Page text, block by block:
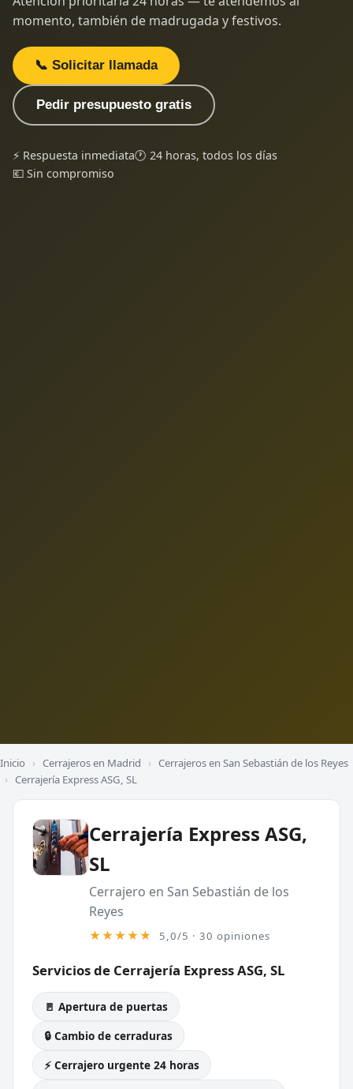
momento, también de madrugada y festivos.
📞 Solicitar llamada
Pedir presupuesto gratis
⚡ Respuesta inmediata🕐 24 horas, todos los días
💶 Sin compromiso
Inicio › Cerrajeros en Madrid › Cerrajeros en San Sebastián de los Reyes
› Cerrajería Express ASG, SL
Cerrajería Express ASG,
SL
Cerrajero en San Sebastián de los
Reyes
★★★★★ 5,0/5 · 30 opiniones
Servicios de Cerrajería Express ASG, SL
🚪 Apertura de puertas
🔒 Cambio de cerraduras
⚡ Cerrajero urgente 24 horas